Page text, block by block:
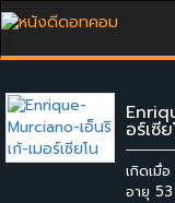
อร์เซี
เกิดเมื่